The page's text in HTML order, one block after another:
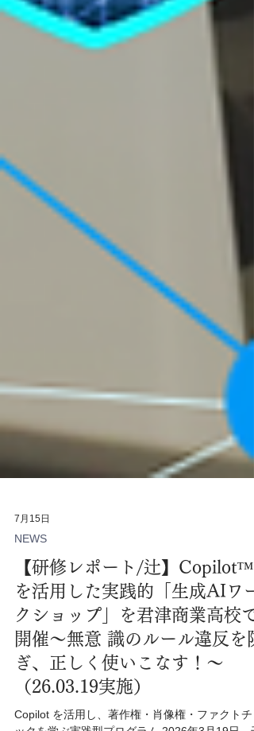
NEWS
【研修レポート/辻】Copilot™︎
を活用した実践的「生成AIワー
クショップ」を君津商業高校で
開催〜無意 識のルール違反を
ぎ、正しく使いこなす！〜
（26.03.19実施）